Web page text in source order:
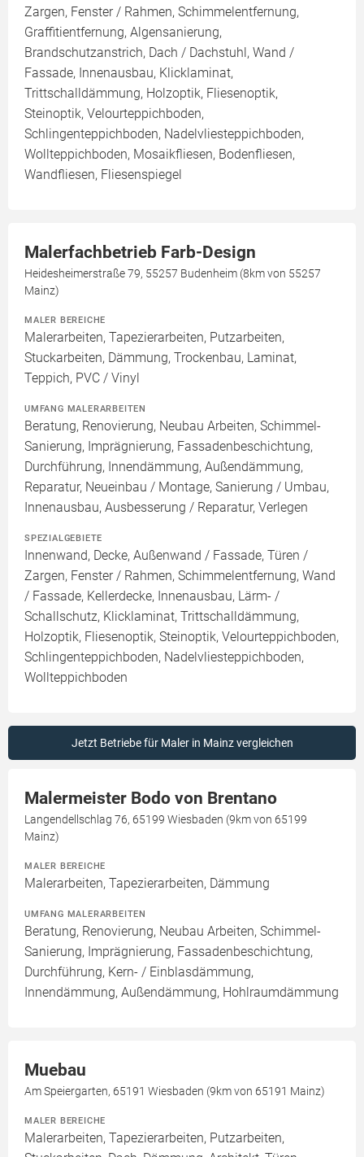
Zargen, Fenster / Rahmen, Schimmelentfernung,
Graffitientfernung, Algensanierung,
Brandschutzanstrich, Dach / Dachstuhl, Wand /
Fassade, Innenausbau, Klicklaminat,
Trittschalldämmung, Holzoptik, Fliesenoptik,
Steinoptik, Velourteppichboden,
Schlingenteppichboden, Nadelvliesteppichboden,
Wollteppichboden, Mosaikfliesen, Bodenfliesen,
Wandfliesen, Fliesenspiegel
Malerfachbetrieb Farb-Design
Heidesheimerstraße 79, 55257 Budenheim (8km von 55257
Mainz)
MALER BEREICHE
Malerarbeiten, Tapezierarbeiten, Putzarbeiten,
Stuckarbeiten, Dämmung, Trockenbau, Laminat,
Teppich, PVC / Vinyl
UMFANG MALERARBEITEN
Beratung, Renovierung, Neubau Arbeiten, Schimmel-
Sanierung, Imprägnierung, Fassadenbeschichtung,
Durchführung, Innendämmung, Außendämmung,
Reparatur, Neueinbau / Montage, Sanierung / Umbau,
Innenausbau, Ausbesserung / Reparatur, Verlegen
SPEZIALGEBIETE
Innenwand, Decke, Außenwand / Fassade, Türen /
Zargen, Fenster / Rahmen, Schimmelentfernung, Wand
/ Fassade, Kellerdecke, Innenausbau, Lärm- /
Schallschutz, Klicklaminat, Trittschalldämmung,
Holzoptik, Fliesenoptik, Steinoptik, Velourteppichboden,
Schlingenteppichboden, Nadelvliesteppichboden,
Wollteppichboden
Jetzt Betriebe für Maler in Mainz vergleichen
Malermeister Bodo von Brentano
Langendellschlag 76, 65199 Wiesbaden (9km von 65199
Mainz)
MALER BEREICHE
Malerarbeiten, Tapezierarbeiten, Dämmung
UMFANG MALERARBEITEN
Beratung, Renovierung, Neubau Arbeiten, Schimmel-
Sanierung, Imprägnierung, Fassadenbeschichtung,
Durchführung, Kern- / Einblasdämmung,
Innendämmung, Außendämmung, Hohlraumdämmung
Muebau
Am Speiergarten, 65191 Wiesbaden (9km von 65191 Mainz)
MALER BEREICHE
Malerarbeiten, Tapezierarbeiten, Putzarbeiten,